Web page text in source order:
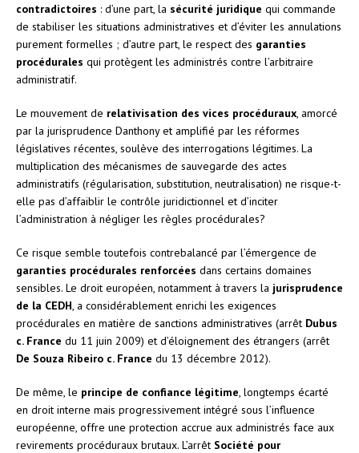
contradictoires : d’une part, la sécurité juridique qui commande
de stabiliser les situations administratives et d’éviter les annulations
purement formelles ; d’autre part, le respect des garanties
procédurales qui protègent les administrés contre l’arbitraire
administratif.
Le mouvement de relativisation des vices procéduraux, amorcé
par la jurisprudence Danthony et amplifié par les réformes
législatives récentes, soulève des interrogations légitimes. La
multiplication des mécanismes de sauvegarde des actes
administratifs (régularisation, substitution, neutralisation) ne risque-t-
elle pas d’affaiblir le contrôle juridictionnel et d’inciter
l’administration à négliger les règles procédurales?
Ce risque semble toutefois contrebalancé par l’émergence de
garanties procédurales renforcées dans certains domaines
sensibles. Le droit européen, notamment à travers la jurisprudence
de la CEDH, a considérablement enrichi les exigences
procédurales en matière de sanctions administratives (arrêt Dubus
c. France du 11 juin 2009) et d’éloignement des étrangers (arrêt
De Souza Ribeiro c. France du 13 décembre 2012).
De même, le principe de confiance légitime, longtemps écarté
en droit interne mais progressivement intégré sous l’influence
européenne, offre une protection accrue aux administrés face aux
revirements procéduraux brutaux. L’arrêt Société pour